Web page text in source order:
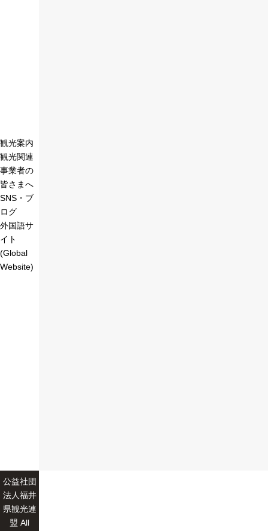
観光案内
観光関連
事業者の
皆さまへ
SNS・ブ
ログ
外国語サ
イト
(Global
Website)
公益社団
法人福井
県観光連
盟 All